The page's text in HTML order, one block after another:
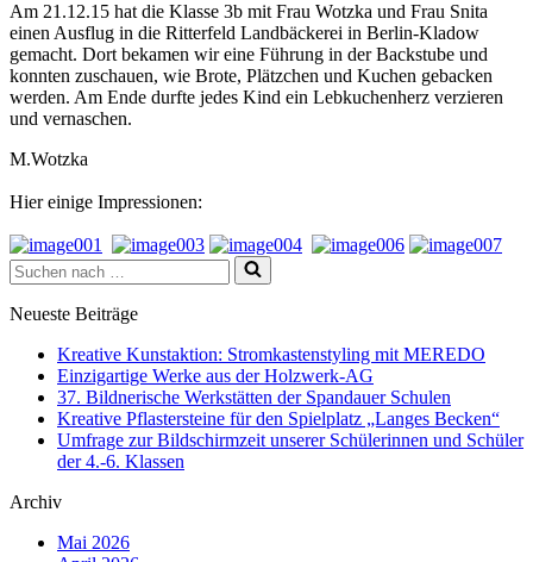
Am 21.12.15 hat die Klasse 3b mit Frau Wotzka und Frau Snita
einen Ausflug in die Ritterfeld Landbäckerei in Berlin-Kladow
gemacht. Dort bekamen wir eine Führung in der Backstube und
konnten zuschauen, wie Brote, Plätzchen und Kuchen gebacken
werden. Am Ende durfte jedes Kind ein Lebkuchenherz verzieren
und vernaschen.
M.Wotzka
Hier einige Impressionen:
Suchen
nach …
Neueste Beiträge
Kreative Kunstaktion: Stromkastenstyling mit MEREDO
Einzigartige Werke aus der Holzwerk-AG
37. Bildnerische Werkstätten der Spandauer Schulen
Kreative Pflastersteine für den Spielplatz „Langes Becken“
Umfrage zur Bildschirmzeit unserer Schülerinnen und Schüler
der 4.-6. Klassen
Archiv
Mai 2026